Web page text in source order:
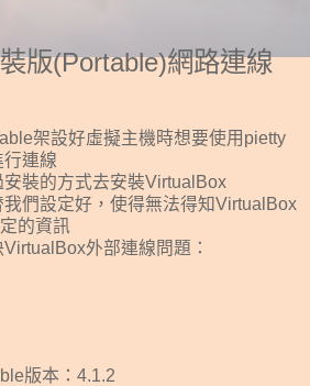
版(Portable)網路連線
架設好虛擬主機時想要使用pietty
連線
安裝的方式去安裝VirtualBox
們設定好 ，使得無法得知VirtualBox
的資訊
外部連線問題：
版本：4.1.2